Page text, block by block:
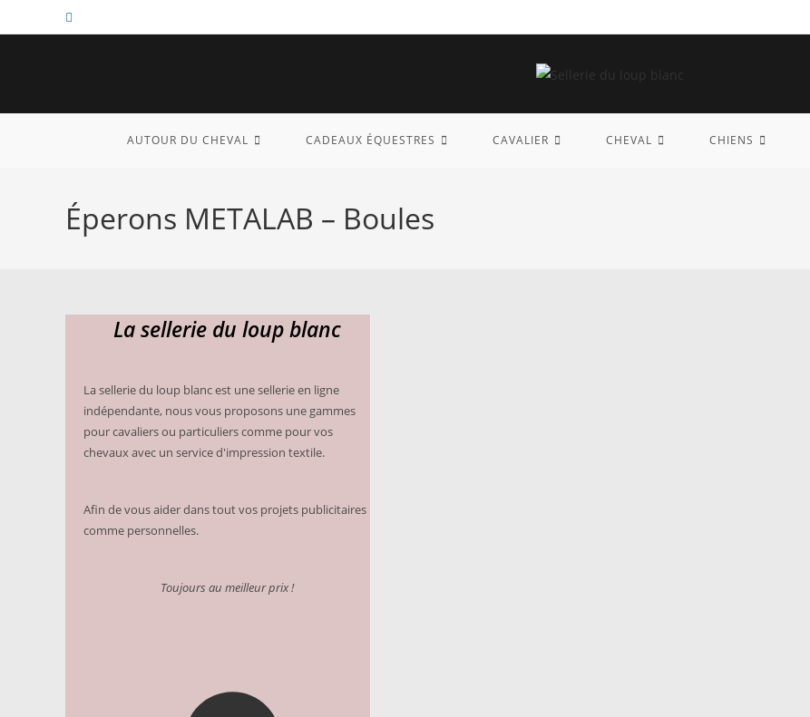
to
AUTOUR DU CHEVAL CADEAUX ÉQUESTRES CAVALIER CHEVAL CHIENS
Éperons METALAB – Boules
La sellerie du loup blanc
La sellerie du loup blanc est une sellerie en ligne
indépendante, nous vous proposons une gammes
pour cavaliers ou particuliers comme pour vos
chevaux avec un service d'impression textile.
Afin de vous aider dans tout vos projets publicitaires
comme personnelles.
Toujours au meilleur prix !